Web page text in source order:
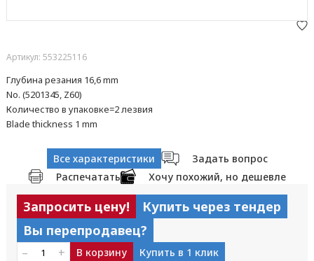
Артикул: 553225116
Глубина резания 16,6 mm
No. (5201345, Z60)
Количество в упаковке=2 лезвия
Blade thickness 1 mm
Все характеристики
Задать вопрос
Распечатать
Хочу похожий, но дешевле
Запросить цену!
Купить через тендер
Вы перепродавец?
– + В корзину Купить в 1 клик